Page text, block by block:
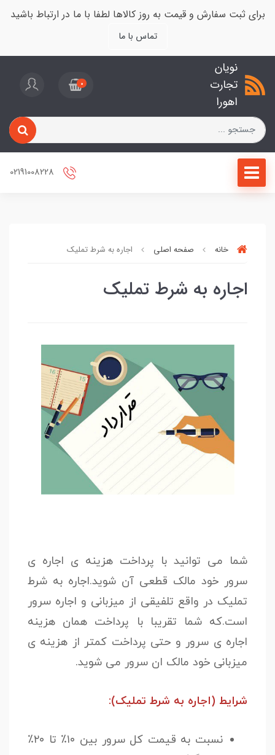
برای ثبت سفارش و قیمت به روز کالاها لطفا با ما در ارتباط باشید
تماس با ما
نویان
تجارت
اهورا
0
خانه صفحه اصلی اجاره به شرط تملیک
اجاره به شرط تملیک
شما می توانید با پرداخت هزینه ی اجاره ی
سرور خود مالک قطعی آن شوید.اجاره به شرط
تملیک در واقع تلفیقی از میزبانی و اجاره سرور
است.که شما تقریبا با پرداخت همان هزینه
اجاره ی سرور و حتی پرداخت کمتر از هزینه ی
میزبانی خود مالک ان سرور می شوید.
شرایط (اجاره به شرط تملیک):
نسبت به قیمت کل سرور بین ۱۰٪ تا ۲۰٪